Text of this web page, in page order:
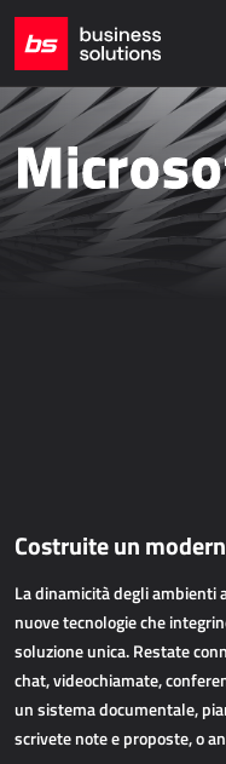
Siti web Umbraco
Soluzioni creative
VENDITA TRADIZIONALE
Dynamics 365 Business Central
Dynamics 365 Sales
APPLICAZIONI WEB
AllForEcommerce
AllForWeb
Portali B2B
Siti web complessi
Siti web di presentazione
Costruite un
La dinamicità degli ambienti
nuove tecnologie che
soluzione unica. Restate
chat, videochiamate,
un sistema documentale,
scrivete note e proposte, o